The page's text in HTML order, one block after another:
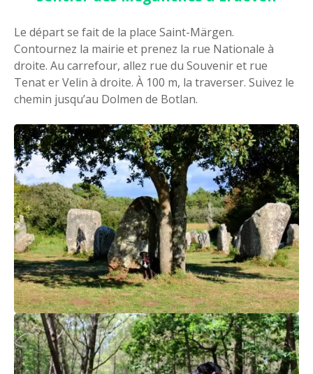
Le départ se fait de la place Saint-Märgen.
Contournez la mairie et prenez la rue Nationale à
droite. Au carrefour, allez rue du Souvenir et rue
Tenat er Velin à droite. À 100 m, la traverser. Suivez le
chemin jusqu’au Dolmen de Botlan.